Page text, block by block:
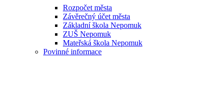
Rozpočet města
Závěrečný účet města
Základní škola Nepomuk
ZUŠ Nepomuk
Mateřská škola Nepomuk
Povinné informace